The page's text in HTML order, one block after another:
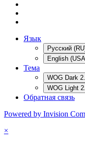
Язык
Русский
English
Тема
WOG Dark
WOG Light
Обратная связь
Powered by Invision
×